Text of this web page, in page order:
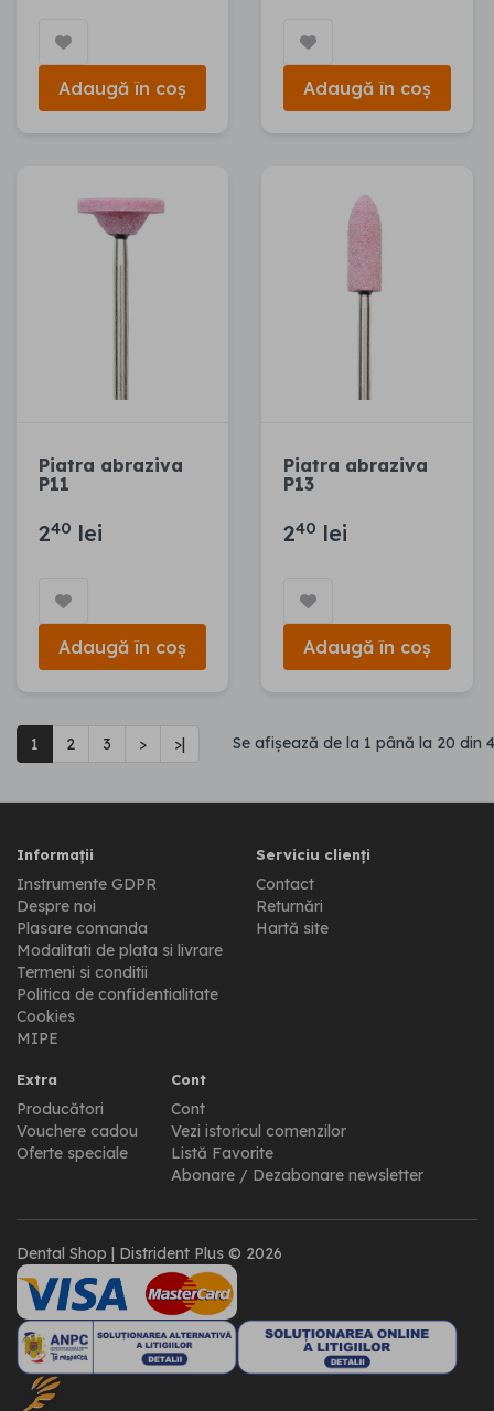
Adaugă în coș Adaugă în coș
Piatra abraziva
P11
240 lei
Adaugă în coș
Piatra abraziva
P13
240 lei
Adaugă în coș
1 2 3 > >| Se afişează de la 1 până la 20 din
Informații
Instrumente GDPR
Despre noi
Plasare comanda
Modalitati de plata si livrare
Termeni si conditii
Politica de confidentialitate
Cookies
MIPE
Serviciu clienți
Contact
Returnări
Hartă site
Extra
Producători
Vouchere cadou
Oferte speciale
Cont
Cont
Vezi istoricul comenzilor
Listă Favorite
Abonare / Dezabonare newsletter
Dental Shop | Distrident Plus © 2026